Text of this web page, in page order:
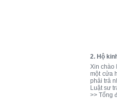
2. Hộ
Xin chào
một cửa
phải trả
Luật sư
>> Tổng